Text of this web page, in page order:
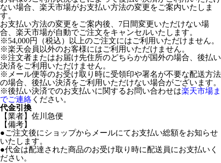
ない場合、楽天市場がお支払い方法の変更をご案内いたしま
す。
お支払い方法の変更をご案内後、7日間変更いただけない場
合、楽天市場が自動でご注文をキャンセルいたします。
※54,000円（税込）以上のご注文にはご利用いただけません。
※楽天会員以外のお客様にはご利用いただけません。
※注文者またはお届け先住所のどちらかが国外の場合、後払い
決済をご利用いただけません。
※メール便等のお受け取り時に受領印や署名が不要な配送方法
の場合、後払い決済をご利用いただけない場合がございます。
※後払い決済でのお支払いに関するお問い合わせは楽天市場ま
でご連絡 ください。
代金引換
【業者】佐川急便
【備考】
●ご注文後にショップからメールにてお支払い総額をお知らせ
いたします。
●代金は配達された商品のお受け取り時に配送員にお支払いく
ださい。